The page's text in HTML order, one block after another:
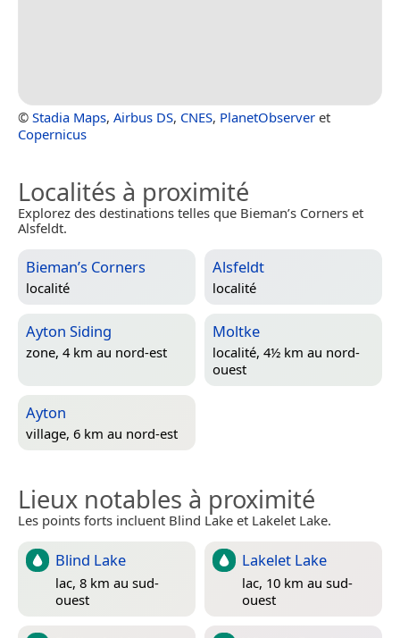
© Stadia Maps, Airbus DS, CNES, PlanetObserver et
Copernicus
Localités à proximité
Explorez des destinations telles que Bieman’s Corners et
Alsfeldt.
Bieman’s Corners
localité
Alsfeldt
localité
Ayton Siding
zone, 4 km au nord-est
Moltke
localité, 4½ km au nord-
ouest
Ayton
village, 6 km au nord-est
Lieux notables à proximité
Les points forts incluent Blind Lake et Lakelet Lake.
Blind Lake
lac, 8 km au sud-
ouest
Lakelet Lake
lac, 10 km au sud-
ouest